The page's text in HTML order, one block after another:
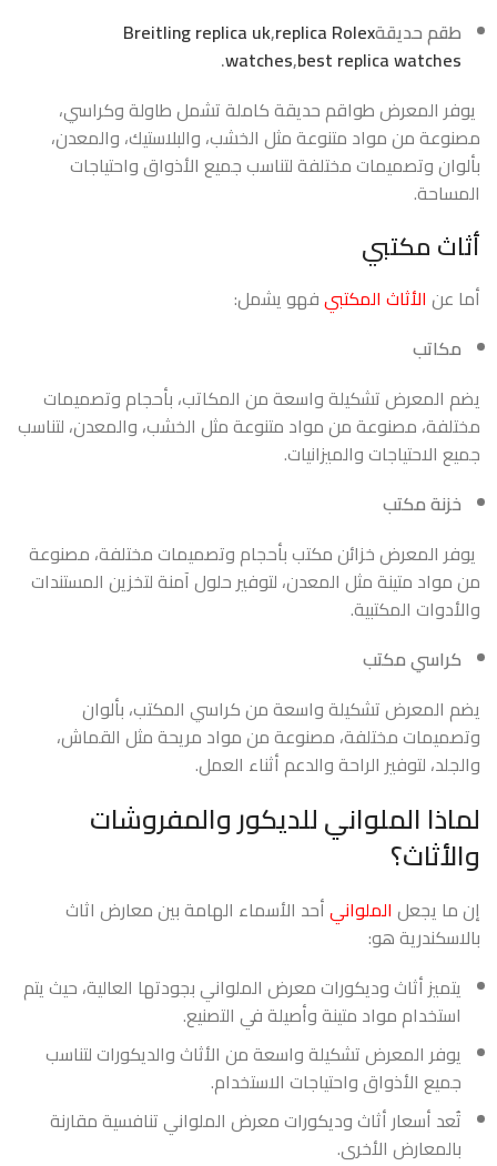
طقم حديقة
Breitling replica uk,replica Rolex
watches,best replica watches
.
يوفر المعرض طواقم حديقة كاملة تشمل طاولة وكراسي،
مصنوعة من مواد متنوعة مثل الخشب، والبلاستيك، والمعدن،
بألوان وتصميمات مختلفة لتناسب جميع الأذواق واحتياجات
المساحة.
أثاث مكتبي
أما عن الأثاث المكتبيفهو يشمل:
مكاتب
يضم المعرض تشكيلة واسعة من المكاتب، بأحجام وتصميمات
مختلفة، مصنوعة من مواد متنوعة مثل الخشب، والمعدن، لتناسب
جميع الاحتياجات والميزانيات.
خزنة مكتب
يوفر المعرض خزائن مكتب بأحجام وتصميمات مختلفة، مصنوعة
من مواد متينة مثل المعدن، لتوفير حلول آمنة لتخزين المستندات
والأدوات المكتبية.
كراسي مكتب
يضم المعرض تشكيلة واسعة من كراسي المكتب، بألوان
وتصميمات مختلفة، مصنوعة من مواد مريحة مثل القماش،
والجلد، لتوفير الراحة والدعم أثناء العمل.
لماذا الملواني للديكور والمفروشات
والأثاث؟
إن ما يجعل الملوانيأحد الأسماء الهامة بين معارض اثاث
بالاسكندرية هو:
يتميز أثاث وديكورات معرض الملواني بجودتها العالية، حيث يتم
استخدام مواد متينة وأصيلة في التصنيع.
يوفر المعرض تشكيلة واسعة من الأثاث والديكورات لتناسب
جميع الأذواق واحتياجات الاستخدام.
تُعد أسعار أثاث وديكورات معرض الملواني تنافسية مقارنة
بالمعارض الأخرى.